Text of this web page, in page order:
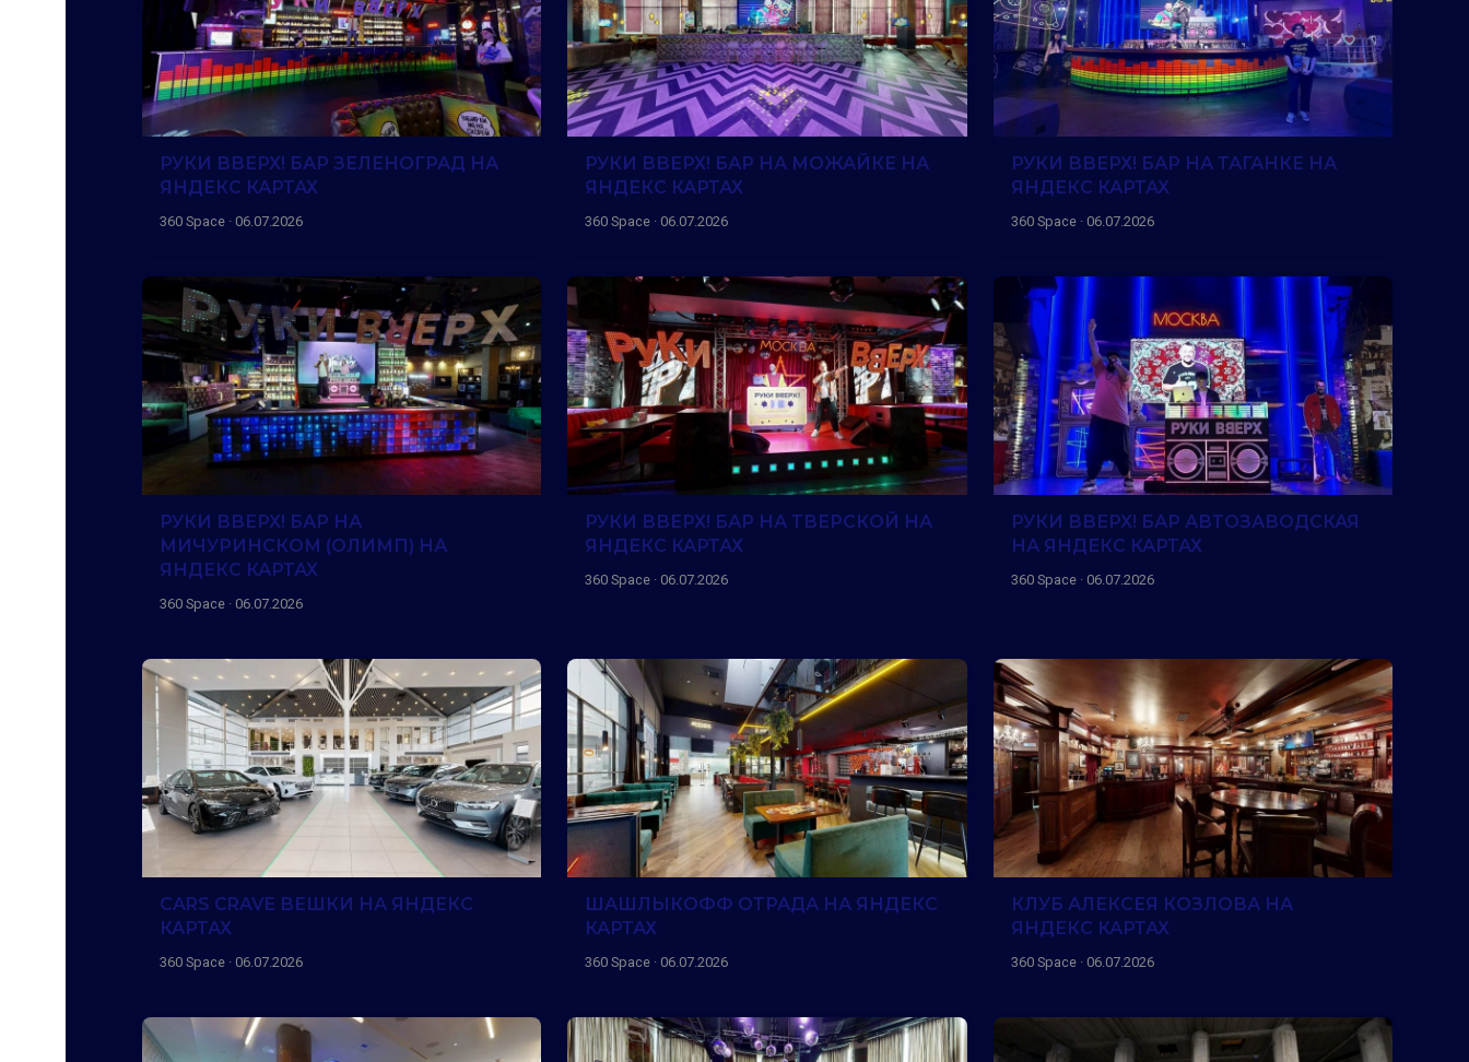
РУКИ ВВЕРХ! БАР ЗЕЛЕНОГРАД НА
ЯНДЕКС КАРТАХ
360 Space · 06.07.2026
РУКИ ВВЕРХ! БАР НА МОЖАЙКЕ НА
ЯНДЕКС КАРТАХ
360 Space · 06.07.2026
РУКИ ВВЕРХ! БАР НА ТАГАНКЕ НА
ЯНДЕКС КАРТАХ
360 Space · 06.07.2026
РУКИ ВВЕРХ! БАР НА
МИЧУРИНСКОМ (ОЛИМП) НА
ЯНДЕКС КАРТАХ
360 Space · 06.07.2026
РУКИ ВВЕРХ! БАР НА ТВЕРСКОЙ НА
ЯНДЕКС КАРТАХ
360 Space · 06.07.2026
РУКИ ВВЕРХ! БАР АВТОЗАВОДСКАЯ
НА ЯНДЕКС КАРТАХ
360 Space · 06.07.2026
CARS CRAVE ВЕШКИ НА ЯНДЕКС
КАРТАХ
360 Space · 06.07.2026
ШАШЛЫКОФФ ОТРАДА НА ЯНДЕКС
КАРТАХ
360 Space · 06.07.2026
КЛУБ АЛЕКСЕЯ КОЗЛОВА НА
ЯНДЕКС КАРТАХ
360 Space · 06.07.2026